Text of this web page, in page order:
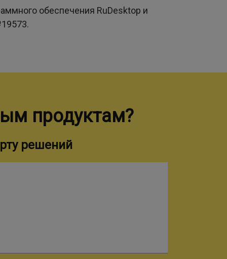
обеспечения RuDesktop и
продуктам?
решений